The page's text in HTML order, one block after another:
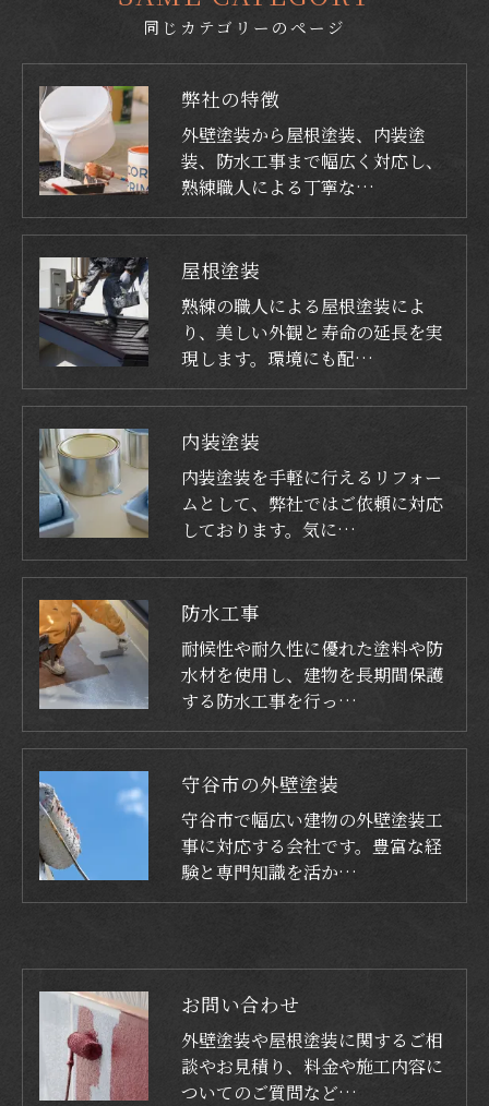
同じカテゴリーのページ
弊社の特徴
外壁塗装から屋根塗装、内装塗
装、防水工事まで幅広く対応し、
熟練職人による丁寧な…
屋根塗装
熟練の職人による屋根塗装によ
り、美しい外観と寿命の延長を実
現します。環境にも配…
内装塗装
内装塗装を手軽に行えるリフォー
ムとして、弊社ではご依頼に対応
しております。気に…
防水工事
耐候性や耐久性に優れた塗料や防
水材を使用し、建物を長期間保護
する防水工事を行っ…
守谷市の外壁塗装
守谷市で幅広い建物の外壁塗装工
事に対応する会社です。豊富な経
験と専門知識を活か…
お問い合わせ
外壁塗装や屋根塗装に関するご相
談やお見積り、料金や施工内容に
ついてのご質問など…